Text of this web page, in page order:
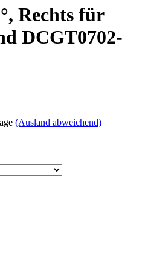
Rechts für
DCGT0702-
(Ausland abweichend)